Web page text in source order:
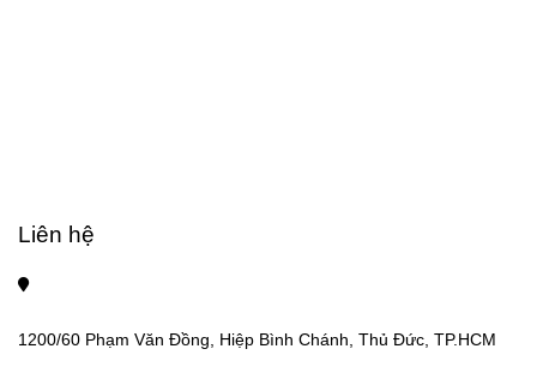
Liên hệ
1200/60 Phạm Văn Đồng, Hiệp Bình Chánh, Thủ Đức, TP.HCM